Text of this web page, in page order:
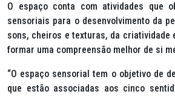
O espaço conta com atividades que
sensoriais para o desenvolvimento da
sons, cheiros e texturas, da criatividade
formar uma compreensão melhor de si
“O espaço sensorial tem o objetivo de
que estão associadas aos cinco